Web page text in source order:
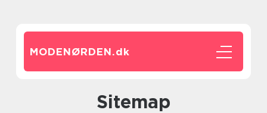
MODENØRDEN.dk
Sitemap